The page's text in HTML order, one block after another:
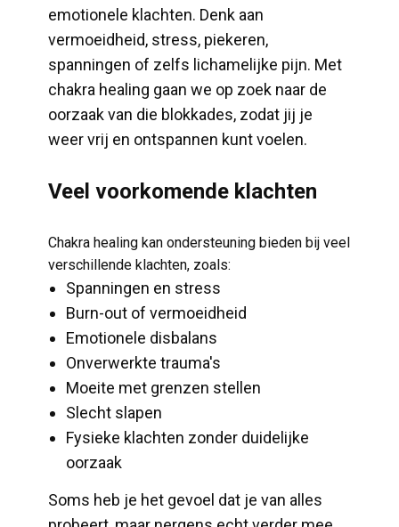
emotionele klachten. Denk aan
vermoeidheid, stress, piekeren,
spanningen of zelfs lichamelijke pijn. Met
chakra healing gaan we op zoek naar de
oorzaak van die blokkades, zodat jij je
weer vrij en ontspannen kunt voelen.
​Veel voorkomende klachten
​Chakra healing kan ondersteuning bieden bij veel
verschillende klachten, zoals:
Spanningen en stress
​Burn-out of vermoeidheid
​Emotionele disbalans
​Onverwerkte trauma's
Moeite met grenzen stellen
Slecht slapen
Fysieke klachten zonder duidelijke
oorzaak
​Soms heb je het gevoel dat je van alles